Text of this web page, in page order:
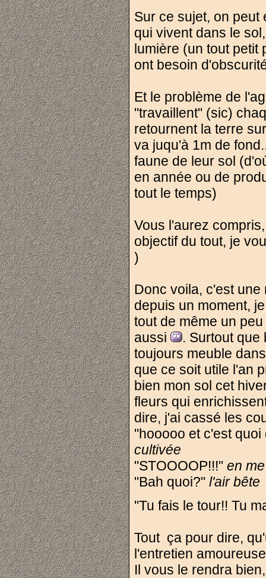
Sur ce sujet, on peut
qui vivent dans le
lumière (un tout petit
ont besoin
Et le problème de
"travaillent" (sic)
retournent la terre
va juqu'à 1m de
faune de leur sol
en année ou de
tout le temps)
Vous l'aurez
objectif du tout, je
)
Donc voila, c'est
depuis un moment,
tout de même un
aussi
. Surtout que
toujours meuble
que ce soit utile l'an
bien mon sol cet
fleurs qui
dire, j'ai cassé les
"hooooo et c'est
cultivée
"STOOOOP!!!" en
"Bah quoi?" l'air bête
"Tu fais le tour!! Tu
Tout ça pour dire,
l'entretien
Il vous le rendra